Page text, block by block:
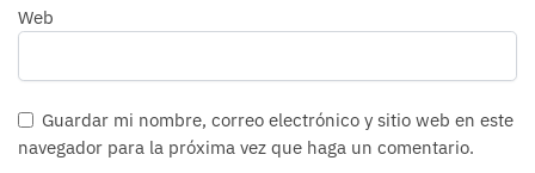
Web
Guardar mi nombre, correo electrónico y sitio web en este
navegador para la próxima vez que haga un comentario.